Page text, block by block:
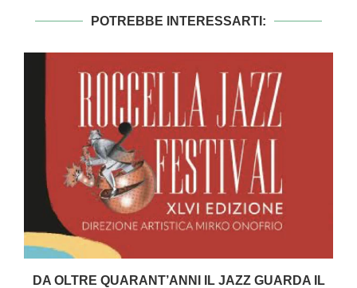
POTREBBE INTERESSARTI:
DA OLTRE QUARANT’ANNI IL JAZZ GUARDA IL